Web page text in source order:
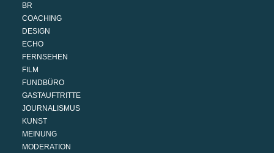
BR
COACHING
DESIGN
ECHO
FERNSEHEN
FILM
FUNDBÜRO
GASTAUFTRITTE
JOURNALISMUS
KUNST
MEINUNG
MODERATION